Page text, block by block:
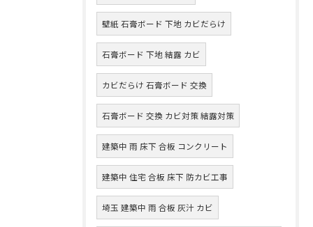
壁紙 石膏ボード 下地 カビだらけ
石膏ボード 下地 結露 カビ
カビだらけ 石膏ボード 交換
石膏ボード 交換 カビ対策 結露対策
建築中 雨 床下 合板 コンクリート
建築中 住宅 合板 床下 防カビ工事
埼玉 建築中 雨 合板 灰汁 カビ